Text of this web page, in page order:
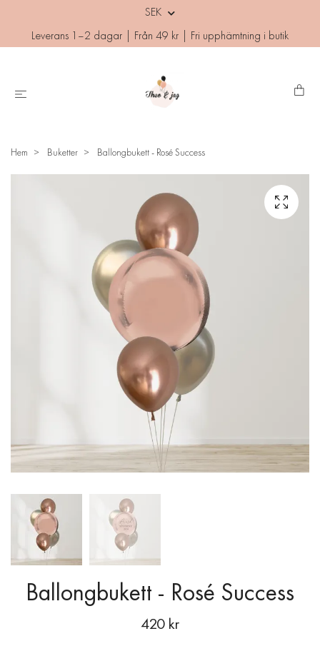
SEK
Leverans 1–2 dagar | Från 49 kr | Fri upphämtning i butik
Hem Buketter Ballongbukett - Rosé Success
Ballongbukett - Rosé Success
420 kr